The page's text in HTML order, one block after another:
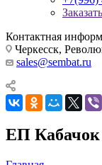
Контактная
Черкесск,
sales@sembat.ru
ЕП